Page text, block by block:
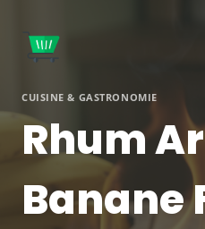
contenu
CUISINE & GASTRONOMIE
Rhum
Banane